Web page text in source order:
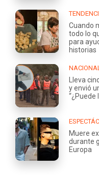
Cuando
todo lo
para
historias
NACIONAL
Lleva
y envió
“¿Puede
Muere
durante
Europa